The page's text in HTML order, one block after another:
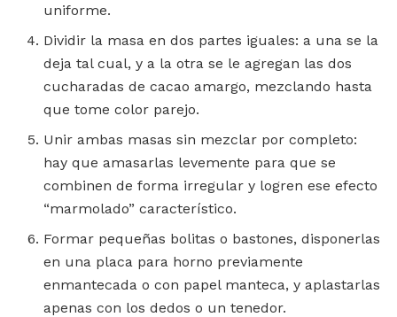
uniforme.
Dividir la masa en dos partes iguales: a una se la
deja tal cual, y a la otra se le agregan las dos
cucharadas de cacao amargo, mezclando hasta
que tome color parejo.
Unir ambas masas sin mezclar por completo:
hay que amasarlas levemente para que se
combinen de forma irregular y logren ese efecto
“marmolado” característico.
Formar pequeñas bolitas o bastones, disponerlas
en una placa para horno previamente
enmantecada o con papel manteca, y aplastarlas
apenas con los dedos o un tenedor.